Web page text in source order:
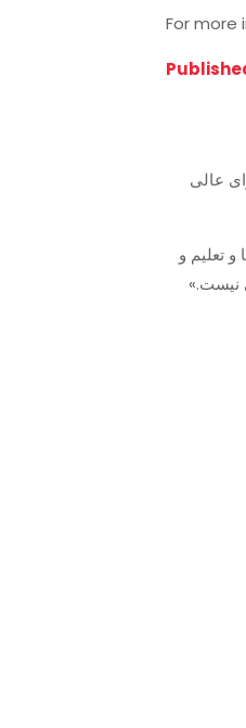
For more
عالی
تعلیم و
نیست.»